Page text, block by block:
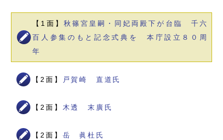
【1面】 秋篠宮皇嗣・同妃両殿下が台臨 千六
百人参集のもと記念式典を 本庁設立８０周
年
【2面】 戸賀崎 直道氏
【2面】 木透 末廣氏
【2面】 岳 眞杜氏